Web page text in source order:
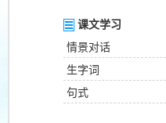
课文学习
情景对话
生字词
句式